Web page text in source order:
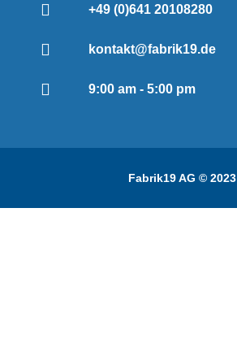
+49 (0)641 20108280
kontakt@fabrik19.de
9:00 am - 5:00 pm
Fabrik19 AG © 2023